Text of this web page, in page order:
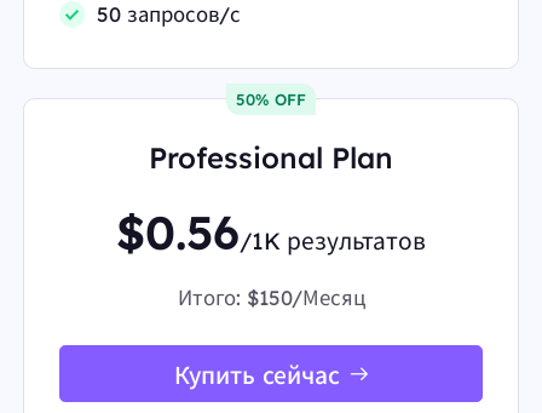
50 запросов/с
50% OFF
Professional Plan
$0.56/1K результатов
Итого: $150/Месяц
Купить сейчас